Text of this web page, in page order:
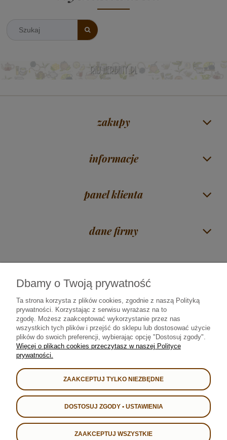
zakupy
informacje
panel klienta
dane firmy
Czas na herbatę Mirosław Piórkowski| ul. Zawadzka 38 | 18-400 Łomża |
woj. podlaskie |
606 117 675 sklep@rajherbaty.pl
Infolinia czynna od poniedziałku do piątku godz. 9:00 - 16:00
Od 2008 roku najlepszą herbatę • kawę • yerba mate • prezenty i kosze
upominkowe sprzedajemy i dostarczamy bezpiecznie we współpracy z:
Dbamy o Twoją prywatność
Ta strona korzysta z plików cookies, zgodnie z naszą Polityką
prywatności. Korzystając z serwisu wyrażasz na to
zgodę. Możesz zaakceptować wykorzystanie przez nas
wszystkich tych plików i przejść do sklepu lub dostosować użycie
plików do swoich preferencji, wybierając opcję "Dostosuj zgody".
Więcej o plikach cookies przeczytasz w naszej Polityce
prywatności.
ZAAKCEPTUJ TYLKO NIEZBĘDNE
DOSTOSUJ ZGODY • USTAWIENIA
ZAAKCEPTUJ WSZYSTKIE